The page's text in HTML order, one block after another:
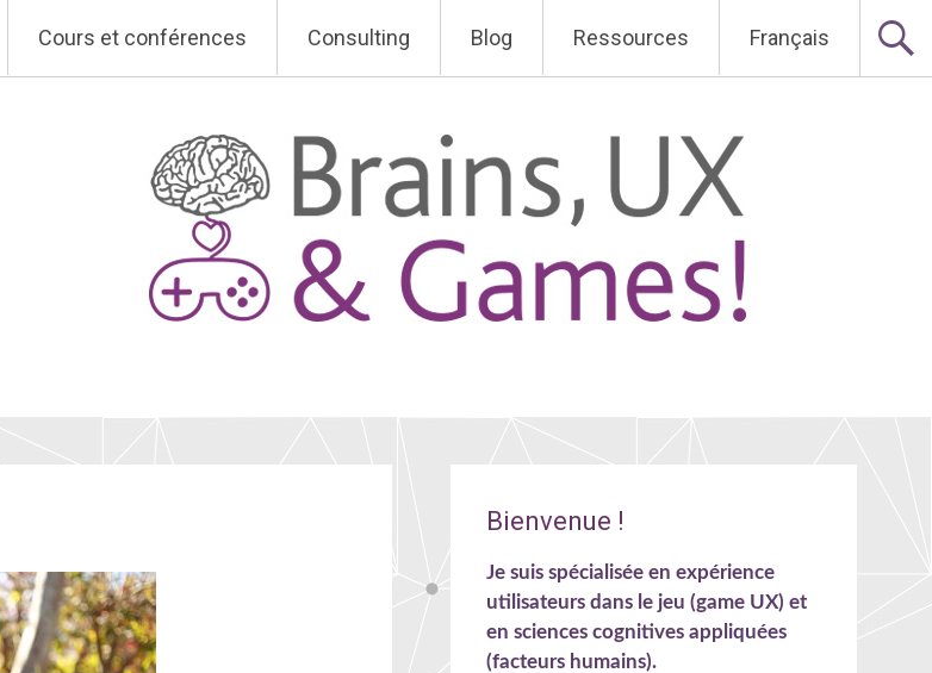
Cours et conférences Consulting Blog Ressources Français
Bienvenue !
Je suis spécialisée en expérience
utilisateurs dans le jeu (game UX) et
en sciences cognitives appliquées
(facteurs humains).